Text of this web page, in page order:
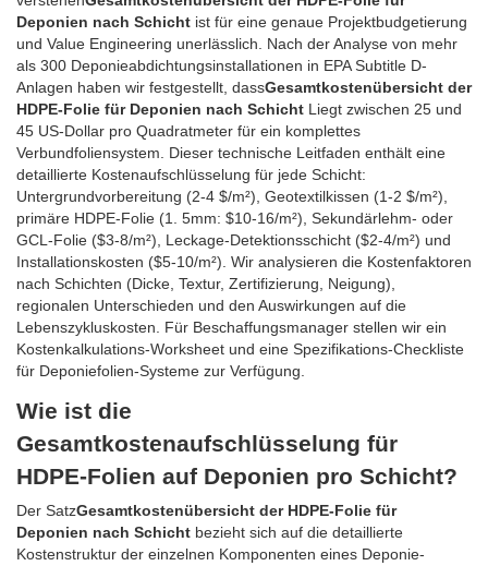
Deponien nach Schicht ist für eine genaue Projektbudgetierung
und Value Engineering unerlässlich. Nach der Analyse von mehr
als 300 Deponieabdichtungsinstallationen in EPA Subtitle D-
Anlagen haben wir festgestellt, dassGesamtkostenübersicht der
HDPE-Folie für Deponien nach Schicht Liegt zwischen 25 und
45 US-Dollar pro Quadratmeter für ein komplettes
Verbundfoliensystem. Dieser technische Leitfaden enthält eine
detaillierte Kostenaufschlüsselung für jede Schicht:
Untergrundvorbereitung (2-4 $/m²), Geotextilkissen (1-2 $/m²),
primäre HDPE-Folie (1. 5mm: $10-16/m²), Sekundärlehm- oder
GCL-Folie ($3-8/m²), Leckage-Detektionsschicht ($2-4/m²) und
Installationskosten ($5-10/m²). Wir analysieren die Kostenfaktoren
nach Schichten (Dicke, Textur, Zertifizierung, Neigung),
regionalen Unterschieden und den Auswirkungen auf die
Lebenszykluskosten. Für Beschaffungsmanager stellen wir ein
Kostenkalkulations-Worksheet und eine Spezifikations-Checkliste
für Deponiefolien-Systeme zur Verfügung.
Wie ist die
Gesamtkostenaufschlüsselung für
HDPE-Folien auf Deponien pro Schicht?
Der SatzGesamtkostenübersicht der HDPE-Folie für
Deponien nach Schicht bezieht sich auf die detaillierte
Kostenstruktur der einzelnen Komponenten eines Deponie-